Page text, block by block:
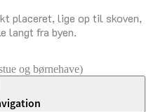
placeret, lige op til skoven,
langt fra byen.
og børnehave)